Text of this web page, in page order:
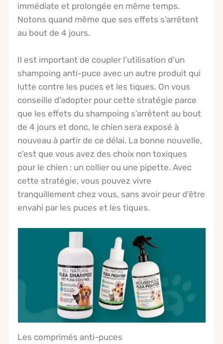
immédiate et prolongée en même temps.
Notons quand même que ses effets s’arrêtent
au bout de 4 jours.
Il est important de coupler l’utilisation d’un
shampoing anti-puce avec un autre produit qui
lutte contre les puces et les tiques. On vous
conseille d’adopter pour cette stratégie parce
que les effets du shampoing s’arrêtent au bout
de 4 jours et donc, le chien sera exposé à
nouveau à partir de ce délai. La bonne nouvelle,
c’est que vous avez des choix non toxiques
pour le chien : un collier ou une pipette. Avec
cette stratégie, vous pouvez vivre
tranquillement chez vous, sans avoir peur d’être
envahi par les puces et les tiques.
Les comprimés anti-puces